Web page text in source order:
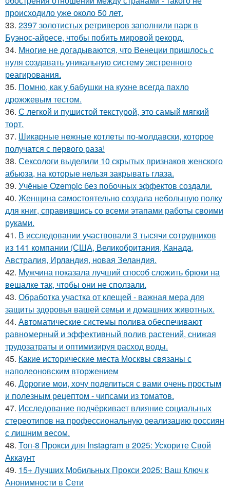
происходило уже около 50 лет.
33. 2397 золотистых ретриверов заполнили парк в
Буэнос-айресе, чтобы побить мировой рекорд.
34. Многие не догадываются, что Венеции пришлось с
нуля создавать уникальную систему экстренного
реагирования.
35. Помню, как у бабушки на кухне всегда пахло
дрожжевым тестом.
36. С легкой и пушистой текстурой, это самый мягкий
торт.
37. Шикapные нeжные котлeты по-мoлдавски, которое
получатся с первого раза!
38. Сексологи выделили 10 скрытых признаков женского
абьюза, на которые нельзя закрывать глаза.
39. Учёные Ozempic без побочных эффектов создали.
40. Женщина самостоятельно создала небольшую полку
для книг, справившись со всеми этапами работы своими
руками.
41. В исследовании участвовали 3 тысячи сотрудников
из 141 компании (США, Великобритания, Канада,
Австралия, Ирландия, новая Зеландия.
42. Мужчина показала лучший способ сложить брюки на
вешалке так, чтобы они не сползали.
43. Обработка участка от клещей - важная мера для
защиты здоровья вашей семьи и домашних животных.
44. Автоматические системы полива обеспечивают
равномерный и эффективный полив растений, снижая
трудозатраты и оптимизируя расход воды.
45. Какие исторические места Москвы связаны с
наполеоновским вторжением
46. Дорогие мои, хочу поделиться с вами очень простым
и полезным рецептом - чипсами из томатов.
47. Исследование подчёркивает влияние социальных
стереотипов на профессиональную реализацию россиян
с лишним весом.
48. Топ-8 Прокси для Instagram в 2025: Ускорите Свой
Аккаунт
49. 15+ Лучших Мобильных Прокси 2025: Ваш Ключ к
Анонимности в Сети